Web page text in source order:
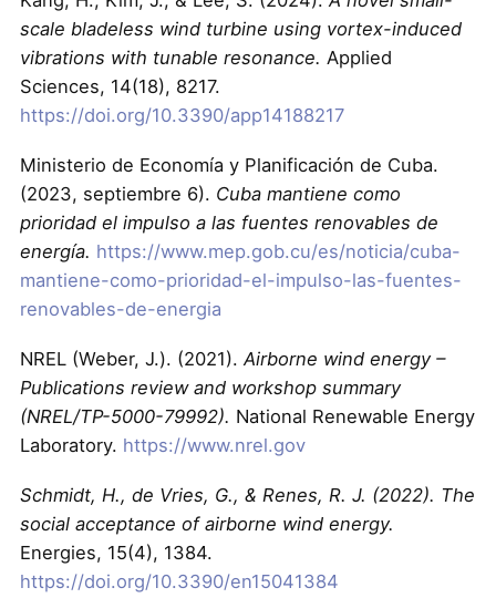
scale bladeless wind turbine using vortex-induced
vibrations with tunable resonance. Applied
Sciences, 14(18), 8217.
https://doi.org/10.3390/app14188217
Ministerio de Economía y Planificación de Cuba.
(2023, septiembre 6). Cuba mantiene como
prioridad el impulso a las fuentes renovables de
energía. https://www.mep.gob.cu/es/noticia/cuba-
mantiene-como-prioridad-el-impulso-las-fuentes-
renovables-de-energia
NREL (Weber, J.). (2021). Airborne wind energy –
Publications review and workshop summary
(NREL/TP-5000-79992). National Renewable Energy
Laboratory. https://www.nrel.gov
Schmidt, H., de Vries, G., & Renes, R. J. (2022). The
social acceptance of airborne wind energy.
Energies, 15(4), 1384.
https://doi.org/10.3390/en15041384